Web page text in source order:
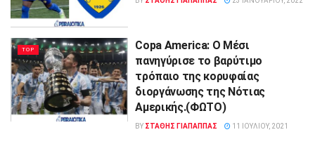
TOP
Copa America: O Μέσι
πανηγύρισε το βαρύτιμο
τρόπαιο της κορυφαίας
διοργάνωσης της Νότιας
Αμερικής.(ΦΩΤΟ)
BY ΣΤΑΘΗΣ ΓΊΑΠΑΠΠΑΣ 11 ΙΟΥΛΊΟΥ, 2021